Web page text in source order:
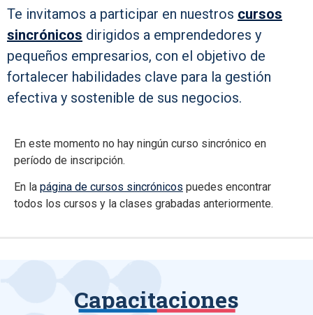
Te invitamos a participar en nuestros cursos
sincrónicos dirigidos a emprendedores y
pequeños empresarios, con el objetivo de
fortalecer habilidades clave para la gestión
efectiva y sostenible de sus negocios.
En este momento no hay ningún curso sincrónico en
período de inscripción.
En la página de cursos sincrónicos puedes encontrar
todos los cursos y la clases grabadas anteriormente.
Capacitaciones